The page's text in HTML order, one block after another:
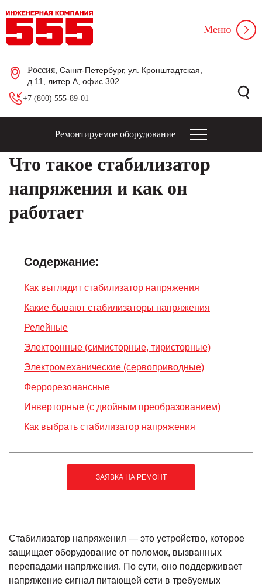
Россия , Санкт-Петербург, ул. Кронштадтская,
д.11, литер А, офис 302
+7 (800) 555-89-01
Меню
Ремонтируемое оборудование
Что такое стабилизатор
напряжения и как он
работает
Содержание:
Как выглядит стабилизатор напряжения
Какие бывают стабилизаторы напряжения
Релейные
Электронные (симисторные, тиристорные)
Электромеханические (сервоприводные)
Феррорезонансные
Инверторные (с двойным преобразованием)
Как выбрать стабилизатор напряжения
ЗАЯВКА НА РЕМОНТ
Стабилизатор напряжения — это устройство, которое
защищает оборудование от поломок, вызванных
перепадами напряжения. По сути, оно поддерживает
напряжение сигнал питающей сети в требуемых